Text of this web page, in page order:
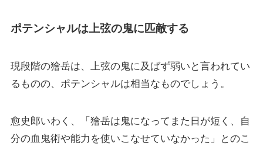
ポテンシャルは上弦の鬼に匹敵する
現段階の獪岳は、上弦の鬼に及ばず弱いと言われてい
るものの、ポテンシャルは相当なものでしょう。
愈史郎いわく、「獪岳は鬼になってまた日が短く、自
分の血鬼術や能力を使いこなせていなかった」とのこ